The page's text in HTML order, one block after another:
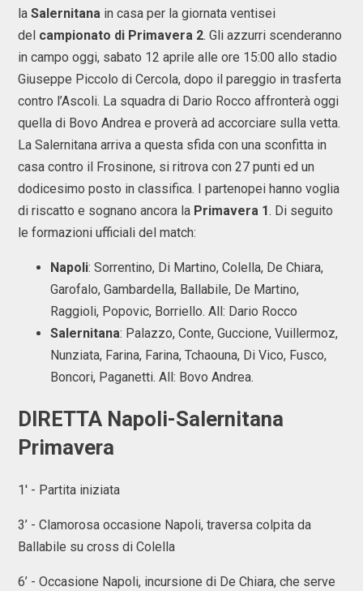
la Salernitana in casa per la giornata ventisei
del campionato di Primavera 2. Gli azzurri scenderanno
in campo oggi, sabato 12 aprile alle ore 15:00 allo stadio
Giuseppe Piccolo di Cercola, dopo il pareggio in trasferta
contro l’Ascoli. La squadra di Dario Rocco affronterà oggi
quella di Bovo Andrea e proverà ad accorciare sulla vetta.
La Salernitana arriva a questa sfida con una sconfitta in
casa contro il Frosinone, si ritrova con 27 punti ed un
dodicesimo posto in classifica. I partenopei hanno voglia
di riscatto e sognano ancora la Primavera 1. Di seguito
le formazioni ufficiali del match:
Napoli: Sorrentino, Di Martino, Colella, De Chiara,
Garofalo, Gambardella, Ballabile, De Martino,
Raggioli, Popovic, Borriello. All: Dario Rocco
Salernitana: Palazzo, Conte, Guccione, Vuillermoz,
Nunziata, Farina, Farina, Tchaouna, Di Vico, Fusco,
Boncori, Paganetti. All: Bovo Andrea.
DIRETTA Napoli-Salernitana
Primavera
1' - Partita iniziata
3’ - Clamorosa occasione Napoli, traversa colpita da
Ballabile su cross di Colella
6’ - Occasione Napoli, incursione di De Chiara, che serve